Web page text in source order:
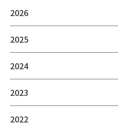
2026
2025
2024
2023
2022